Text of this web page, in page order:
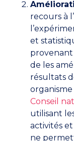
recours à
et
provenant
de les
résultats
Conseil
utilisant
activités
ne